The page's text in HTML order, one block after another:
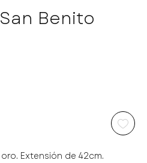
Benito
Extensión de 42cm.